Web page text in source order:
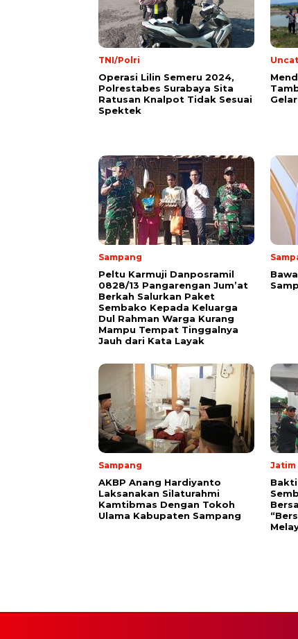
TNI/Polri
Operasi Lilin Semeru 2024,
Polrestabes Surabaya Sita
Ratusan Knalpot Tidak Sesuai
Spektek
Sampang
Peltu Karmuji Danposramil
0828/13 Pangarengan Jum’at
Berkah Salurkan Paket
Sembako Kepada Keluarga
Dul Rahman Warga Kurang
Mampu Tempat Tinggalnya
Jauh dari Kata Layak
Sampang
AKBP Anang Hardiyanto
Laksanakan Silaturahmi
Kamtibmas Dengan Tokoh
Ulama Kabupaten Sampang
Jatim